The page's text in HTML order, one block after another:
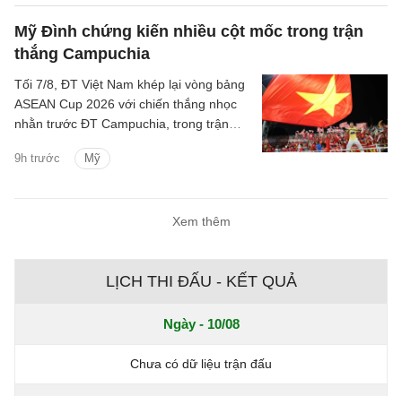
Mỹ Đình chứng kiến nhiều cột mốc trong trận
thắng Campuchia
9h trước Mỹ
Tối 7/8, ĐT Việt Nam khép lại vòng bảng
ASEAN Cup 2026 với chiến thắng nhọc
nhằn trước ĐT Campuchia, trong trận
Xem thêm
LỊCH THI ĐẤU - KẾT QUẢ
Ngày - 10/08
Chưa có dữ liệu trận đấu